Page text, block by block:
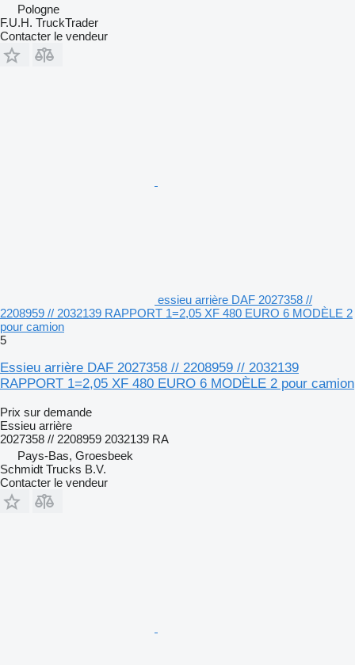
Pologne
F.U.H. TruckTrader
Contacter le vendeur
essieu arrière DAF 2027358 //
2208959 // 2032139 RAPPORT 1=2,05 XF 480 EURO 6 MODÈLE 2
pour camion
5
Essieu arrière DAF 2027358 // 2208959 // 2032139
RAPPORT 1=2,05 XF 480 EURO 6 MODÈLE 2 pour camion
Prix sur demande
Essieu arrière
2027358 // 2208959 2032139 RA
Pays-Bas, Groesbeek
Schmidt Trucks B.V.
Contacter le vendeur